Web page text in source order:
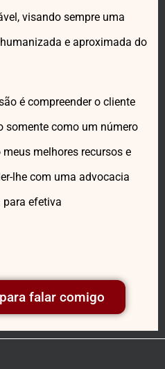
visando sempre uma
e aproximada do
é compreender o cliente
somente como um número
melhores recursos e
lhe com uma advocacia
efetiva
falar comigo